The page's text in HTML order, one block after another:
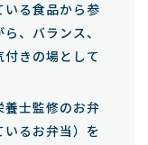
いる食品から参
、バランス、
きの場として
養士監修のお弁
るお弁当）を